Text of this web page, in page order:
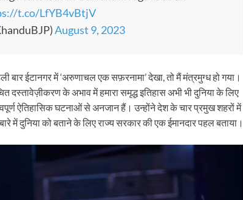
t.co/LfYB4vBtjV
August 9, 2023
ईटानगर में ‘अरुणाचल एक सफ़रनामा’ देखा, तो मैं मंत्रमुग्ध हो गया।
दस्तावेज़ीकरण के अभाव में हमारा समृद्ध इतिहास अभी भी दुनिया के लिए
ऐतिहासिक घटनाओं से अनजान हैं। उन्होंने देश के चार प्रमुख शहरों में
दुनिया को बताने के लिए राज्य सरकार की एक ईमानदार पहल बताया।